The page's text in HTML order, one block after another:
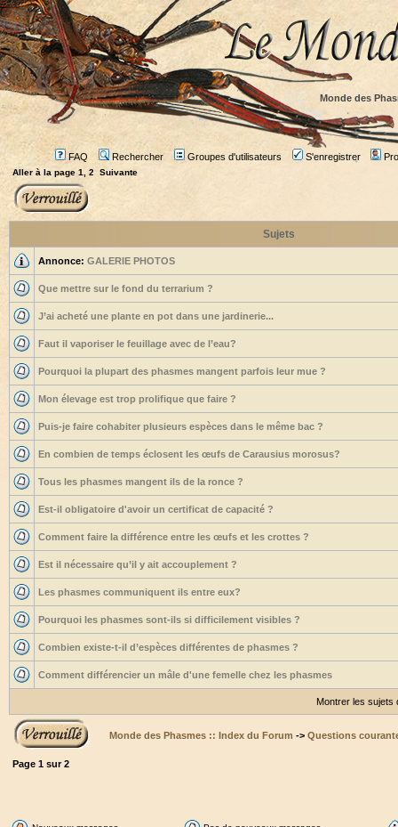
Monde des
FAQ Rechercher Groupes d'utilisateurs S'enregistrer
Aller à la page 1 2 Suivante
Sujets
Annonce: GALERIE PHOTOS
Que mettre sur le fond du terrarium ?
J’ai acheté une plante en pot dans une jardinerie...
Faut il vaporiser le feuillage avec de l’eau?
Pourquoi la plupart des phasmes mangent parfois leur mue ?
Mon élevage est trop prolifique que faire ?
Puis-je faire cohabiter plusieurs espèces dans le même bac ?
En combien de temps éclosent les œufs de Carausius morosus?
Tous les phasmes mangent ils de la ronce ?
Est-il obligatoire d'avoir un certificat de capacité ?
Comment faire la différence entre les œufs et les crottes ?
Est il nécessaire qu’il y ait accouplement ?
Les phasmes communiquent ils entre eux?
Pourquoi les phasmes sont-ils si difficilement visibles ?
Combien existe-t-il d’espèces différentes de phasmes ?
Comment différencier un mâle d'une femelle chez les phasmes
Montrer les sujets
Monde des Phasmes :: Index du Forum -> Questions
Page 1 sur2